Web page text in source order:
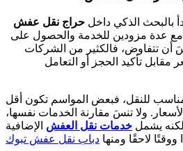
بالبحث الذكي داخل حراج نقل عفش
عدة مزودين للخدمة والحصول على
أن تتفاوض، فالكثير من الشركات
تأكيد الحجز أو التعامل
للنقل، فبعض المواسم تكون أقل
ولا تنسَ مقارنة الخدمات نفسها،
يشمل خدمات نقل العفش الإضافية
لاحقًا ومنها دباب نقل عفش تبوك